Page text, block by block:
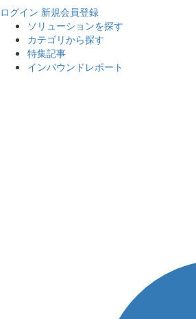
ログイン 新規会員登録
ソリューションを探す
カテゴリから探す
特集記事
インバウンドレポート